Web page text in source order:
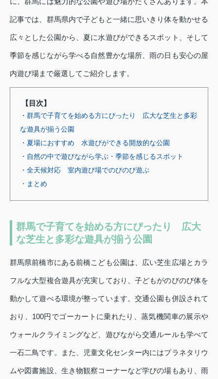
記事では、群馬県内で子どもと一緒に思いきり体を動かせる
広々とした公園から、夏に水遊びができるスポット、そして
季節を感じながら学べる自然豊かな場所、雨の日も安心の屋
内遊び場まで厳選してご紹介します。
【目次】
・群馬で子育てを始める方にぴったり 広大な芝生と多彩
な遊具が揃う公園
・夏場におすすめ 水遊びができる開放的な公園
・自然の中で遊びながら学ぶ・季節を感じるスポット
・全天候対応 室内遊び場でのびのび遊ぶ
・まとめ
群馬で子育てを始める方にぴったり 広大
な芝生と多彩な遊具が揃う公園
群馬県前橋市にある前橋こども公園は、広い芝生広場とカラ
フルな大型複合遊具が充実しており、子どもがのびのび体を
動かして遊べる環境が整っています。交通公園も併設されて
おり、100円でゴーカートに乗れたり、蒸気機関車の展示や
ウォールクライミングなど、遊びながら交通ルールも学べて
一石二鳥です。また、児童文化センター内にはプラネタリウ
ムや図書施設、生き物観察コーナーなど学びの場もあり、雨